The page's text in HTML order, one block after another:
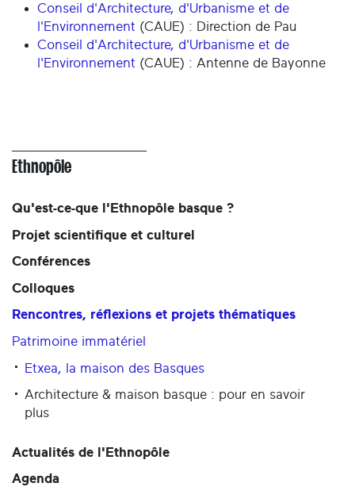
Conseil d'Architecture, d'Urbanisme et de
l'Environnement (CAUE) : Direction de Pau
Conseil d'Architecture, d'Urbanisme et de
l'Environnement (CAUE) : Antenne de Bayonne
Ethnopôle
Qu'est-ce-que l'Ethnopôle basque ?
Projet scientifique et culturel
Conférences
Colloques
Rencontres, réflexions et projets thématiques
Patrimoine immatériel
Etxea, la maison des Basques
Architecture & maison basque : pour en savoir
plus
Actualités de l'Ethnopôle
Agenda